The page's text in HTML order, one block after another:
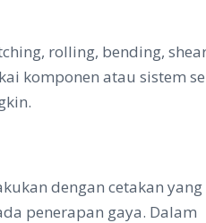
rolling, bending,
komponen atau sistem
dengan cetakan yang
penerapan gaya. Dalam